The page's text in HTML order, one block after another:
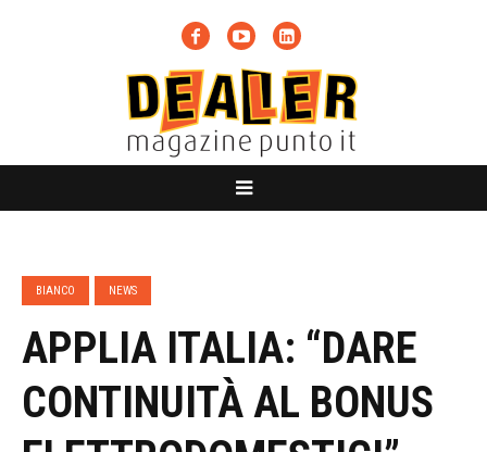
BIANCO NEWS
APPLIA ITALIA: “DARE
CONTINUITÀ AL BONUS